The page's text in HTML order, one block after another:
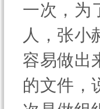
一次，为
人，张小
容易做出
的文件，